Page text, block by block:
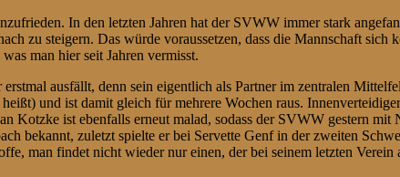
In den letzten Jahren hat der SVWW immer stark
zu steigern. Das würde voraussetzen, dass die Mannschaft
man hier seit Jahren vermisst.
ausfällt, denn sein eigentlich als Partner im zentralen
und ist damit gleich für mehrere Wochen raus.
Kotzke ist ebenfalls erneut malad, sodass der SVWW gestern
bekannt, zuletzt spielte er bei Servette Genf in der zweiten
man findet nicht wieder nur einen, der bei seinem letzten